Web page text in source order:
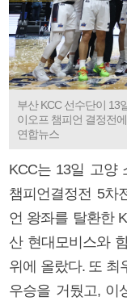
부산 KCC 선수단이 13
이오프 챔피언 결정전
연합뉴스
KCC는 13일 고양
챔피언결정전 5차
언 왕좌를 탈환한
산 현대모비스와
위에 올랐다. 또 최
우승을 거뒀고, 이